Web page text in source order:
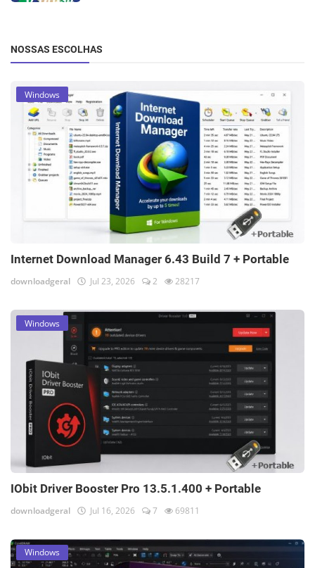
NOSSAS ESCOLHAS
Windows
Internet Download Manager 6.43 Build 7 + Portable
downloadgeral Jul 23, 2026 2 28217
Windows
IObit Driver Booster Pro 13.5.1.400 + Portable
downloadgeral Jul 16, 2026 7 69811
Windows